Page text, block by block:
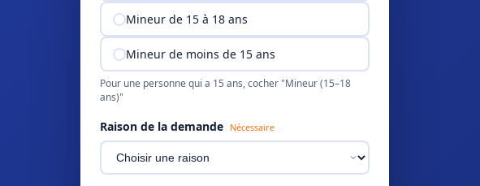
Mineur de 15 à 18 ans
Mineur de moins de 15 ans
Pour une personne qui a 15 ans, cocher "Mineur (15–18
ans)"
Raison de la demande Nécessaire